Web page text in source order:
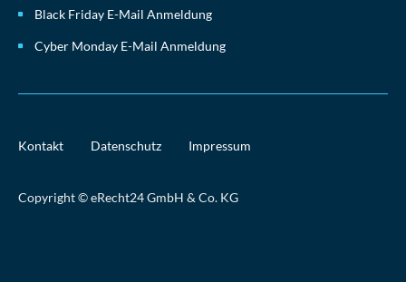
Black Friday E-Mail Anmeldung
Cyber Monday E-Mail Anmeldung
Kontakt Datenschutz Impressum
Copyright © eRecht24 GmbH & Co. KG